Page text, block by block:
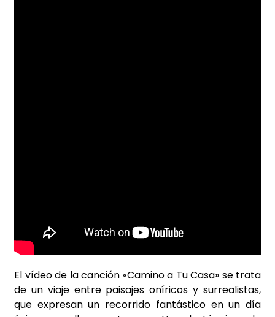
El vídeo de la canción «Camino a Tu Casa» se trata
de un viaje entre paisajes oníricos y surrealistas,
que expresan un recorrido fantástico en un día